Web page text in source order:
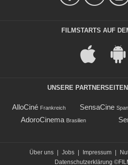
FILMSTARTS AUF
UNSERE
AlloCiné Frankreich SensaCine
AdoroCinema Brasilien
Über uns Jobs Impressum
Datenschutzerklärung